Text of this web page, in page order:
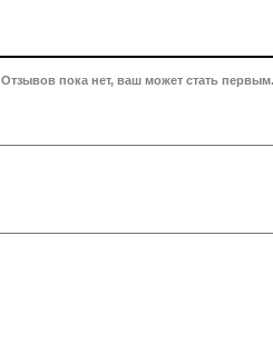
Отзывов пока нет, ваш может стать первым.